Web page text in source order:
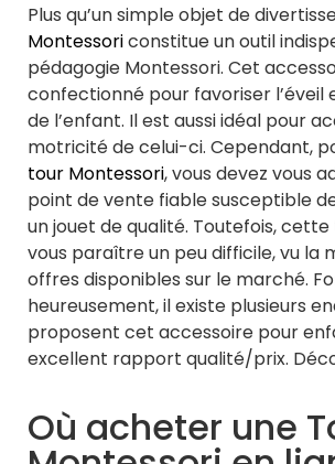
Plus qu’un simple objet de
Montessoriconstitue un outil
pédagogie Montessori. Cet
confectionné pour favoriser l’éveil
de l’enfant. Il est aussi idéal pour
motricité de celui-ci. Cependant,
tour Montessori, vous devez vous
point de vente fiable susceptible
un jouet de qualité. Toutefois,
vous paraître un peu difficile, vu la
offres disponibles sur le marché.
heureusement, il existe plusieurs
proposent cet accessoire pour
excellent rapport qualité/prix.
Où acheter une